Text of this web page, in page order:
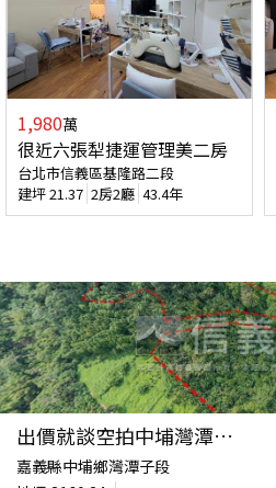
1,980萬
很近六張犁捷運管理美二房
台北市信義區基隆路二段
建坪21.37 2房2廳 43.4年
出價就談空拍中埔灣潭土地
嘉義縣中埔鄉灣潭子段